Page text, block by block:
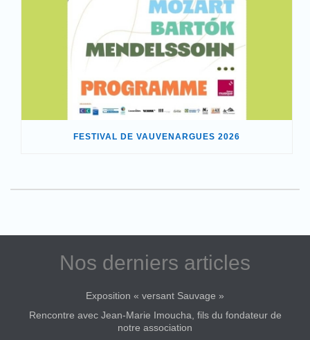
FESTIVAL DE VAUVENARGUES 2026
Nos derniers articles
Exposition « versant Sauvage »
Rencontre avec Jean-Marie Imoucha, fils du fondateur de
notre association